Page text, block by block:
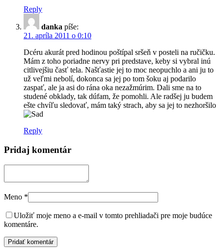
Reply
danka píše:
21. apríla 2011 o 0:10
Dcéru akurát pred hodinou poštípal sršeň v posteli na ručičku.
Mám z toho poriadne nervy pri predstave, keby si vybral inú
citlivejšiu časť tela. Našťastie jej to moc neopuchlo a ani ju to
už veľmi nebolí, dokonca sa jej po tom šoku aj podarilo
zaspať, ale ja asi do rána oka nezažmúrim. Dali sme na to
studené obklady, tak dúfam, že pomohli. Ale radšej ju budem
ešte chvíľu sledovať, mám taký strach, aby sa jej to nezhoršilo
Reply
Pridaj komentár
Meno *
Uložiť moje meno a e-mail v tomto prehliadači pre moje budúce
komentáre.